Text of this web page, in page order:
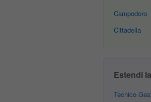
Campodoro
Cittadella
Estendi
Tecnico